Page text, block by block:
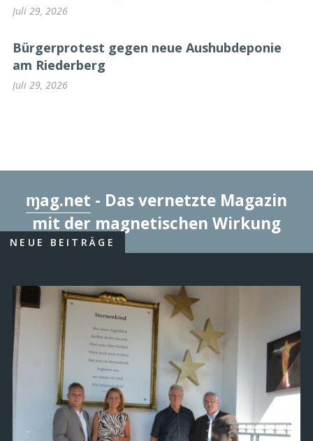
Juli 29, 2026
Bürgerprotest gegen neue Aushubdeponie
am Riederberg
Juli 29, 2026
ɱag.net - Das vernetzte Magazin
mit der magnetischen Wirkung
NEUE BEITRÄGE